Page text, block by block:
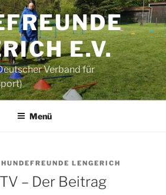
E.V.
Verband für
Menü
HUNDEFREUNDE LENGERICH
– Der Beitrag